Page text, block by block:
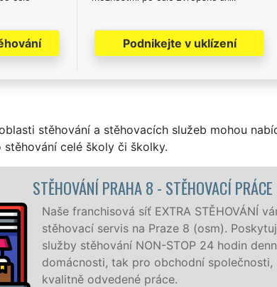
Podnikejte v uklízení
stěhování a stěhovacích služeb mohou
celé školy či školky.
PRÁCE PRAHA 8
STĚHOVÁNÍ vám zajišťuje kompletní
8 (osm). Poskytujeme profesionální a kvalitní
24 hodin denně, 7 dní v týdnu jak pro
společnosti, a to levně a se zárukou